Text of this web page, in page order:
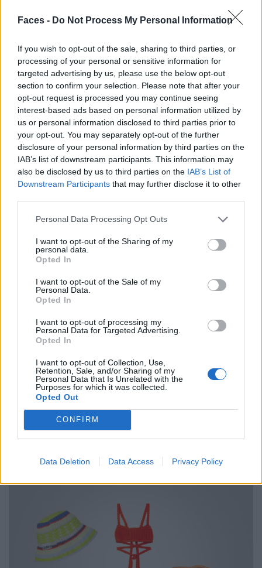
Faces - Do Not Process My Personal Information
If you wish to opt-out of the sale, sharing to third parties, or
processing of your personal or sensitive information for
targeted advertising by us, please use the below opt-out
section to confirm your selection. Please note that after your
opt-out request is processed you may continue seeing
interest-based ads based on personal information utilized by
us or personal information disclosed to third parties prior to
your opt-out. You may separately opt-out of the further
disclosure of your personal information by third parties on the
IAB’s list of downstream participants. This information may
also be disclosed by us to third parties on the IAB’s List of
Downstream Participants that may further disclose it to other
Personal Data Processing Opt Outs
I want to opt-out of the Sharing of my
personal data.
Opted In
I want to opt-out of the Sale of my
Personal Data.
Opted In
I want to opt-out of processing my
Personal Data for Targeted Advertising.
Opted In
I want to opt-out of Collection, Use,
Retention, Sale, and/or Sharing of my
Personal Data that Is Unrelated with the
Purposes for which it was collected.
Opted Out
CONFIRM
Data Deletion Data Access Privacy Policy
leihen sie aus! So steht uns eine ganze Garderobe voller
Alltagskleidung zur Verfügung, wo wir die Stücke beliebig
lange ausleihen und wieder zurückbringen, wenn wir sie
nicht mehr brauchen. Abwechslungsreiche Garderobe? So
geht das!